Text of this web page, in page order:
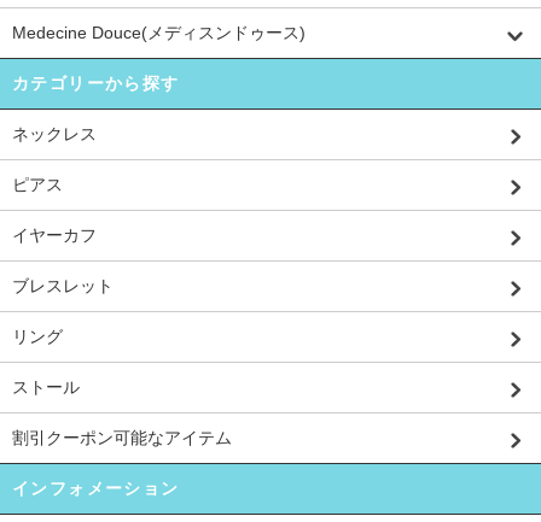
Medecine Douce(メディスンドゥース)
カテゴリーから探す
ネックレス
ピアス
イヤーカフ
ブレスレット
リング
ストール
割引クーポン可能なアイテム
インフォメーション